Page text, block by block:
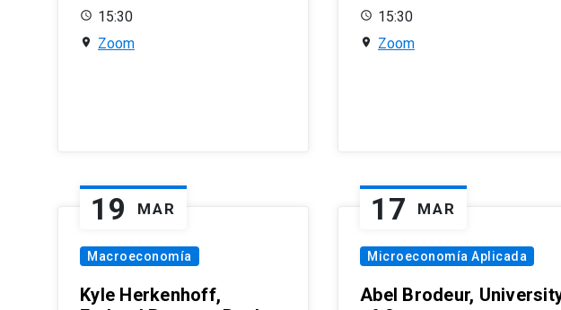
15:30
Zoom
15:30
Zoom
19 MAR
Macroeconomía
Kyle Herkenhoff,
17 MAR
Microeconomía Aplicada
Abel Brodeur,